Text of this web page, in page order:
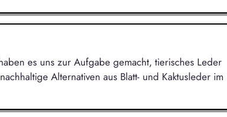
es uns zur Aufgabe gemacht, tierisches Leder
Alternativen aus Blatt- und Kaktusleder im